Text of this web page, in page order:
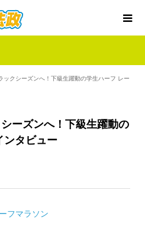
ックシーズンへ！下級生躍動の学生ハーフ レー
ーズンへ！下級生躍動の
ンタビュー
フマラソン